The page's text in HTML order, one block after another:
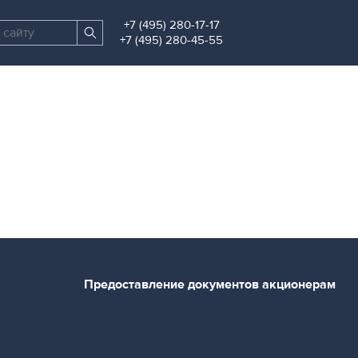
Поиск
по
Найти
+7 (495) 280-17-17
+7 (495) 280-45-55
Предоставление документов акционерам